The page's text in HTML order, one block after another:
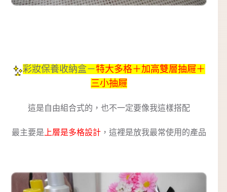
彩妝保養收納盒－特大多格＋加高雙層抽屜＋
三小抽屜
這是自由組合式的，也不一定要像我這樣搭配
最主要是 上層是多格設計 ，這裡是放我最常使用的產品